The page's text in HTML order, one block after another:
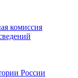
комиссия
России